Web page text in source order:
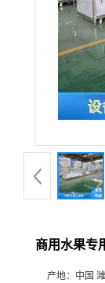
商用水果专
产地： 中国